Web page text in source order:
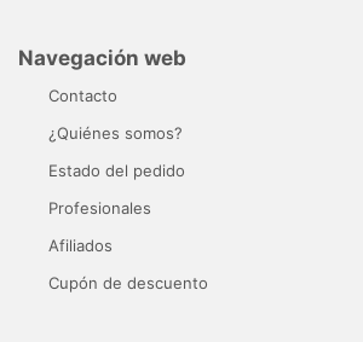
Navegación web
Contacto
¿Quiénes somos?
Estado del pedido
Profesionales
Afiliados
Cupón de descuento